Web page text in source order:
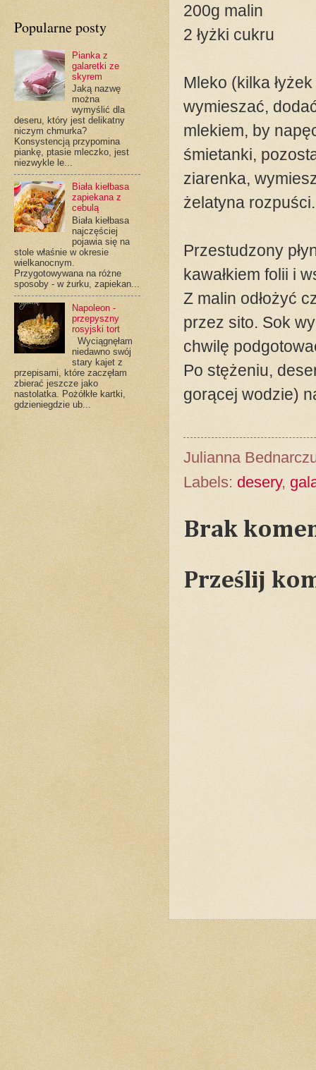
200g malin
2 łyżki cukru
Mleko (kilka
wymieszać,
mlekiem, by
śmietanki,
ziarenka,
żelatyna rozpuści.
Przestudzony
kawałkiem folii i
Z malin odłożyć
przez sito. Sok
chwilę
Po stężeniu,
gorącej wodzie)
Julianna
Labels: desery,
Brak
Prześlij
Popularne posty
Pianka z
galaretki ze
skyrem
Jaką nazwę
można
wymyślić dla
deseru, który jest delikatny
niczym chmurka?
Konsystencją przypomina
piankę, ptasie mleczko, jest
niezwykle le...
Biała kiełbasa
zapiekana z
cebulą
Biała kiełbasa
najczęściej
pojawia się na
stole właśnie w okresie
wielkanocnym.
Przygotowywana na różne
sposoby - w żurku, zapiekan...
Napoleon -
przepyszny
rosyjski tort
Wyciągnęłam
niedawno swój
stary kajet z
przepisami, które zaczęłam
zbierać jeszcze jako
nastolatka. Pożółkłe kartki,
gdzieniegdzie ub...